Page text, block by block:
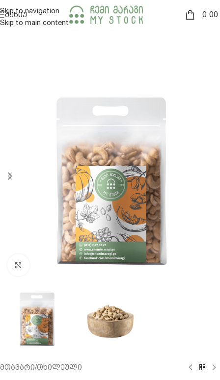
Skip to navigation
Skip to main content
ᲛᲔᲜᲘᲣ 0.00
გადიდება
მთავარი/თხილეული